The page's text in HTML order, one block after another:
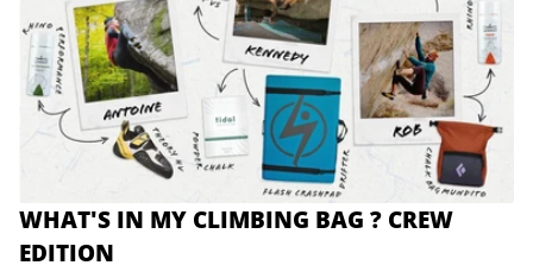
WHAT'S IN MY CLIMBING BAG ? CREW
EDITION